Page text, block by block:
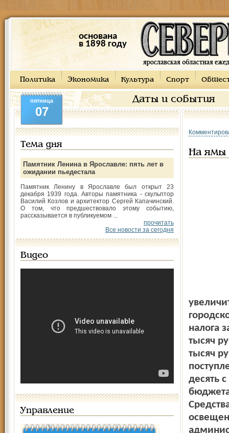
основана
в 1898 году
Политика Экономика Культура Спорт
Даты и события
пятница
07
Тема дня
Памятник Ленина в Ярославле: пять лет в
ожидании пьедестала
Памятник Ленину в Ярославле был открыт 23
декабря 1939 года. Авторы памятника - скульптор
Василий Козлов и архитектор Сергей Капачинский.
О том, что предшествовало этому событию,
рассказывается в публикуемом ...
прочитать
Все новости за сегодня
Видео
Управление
На ямы
налога
тысяч
тысяч
десять